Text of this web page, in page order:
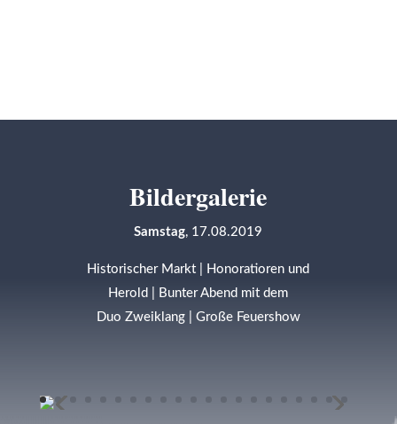
Bildergalerie
Samstag, 17.08.2019
Historischer Markt | Honoratioren und
Herold | Bunter Abend mit dem
Duo Zweiklang | Große Feuershow